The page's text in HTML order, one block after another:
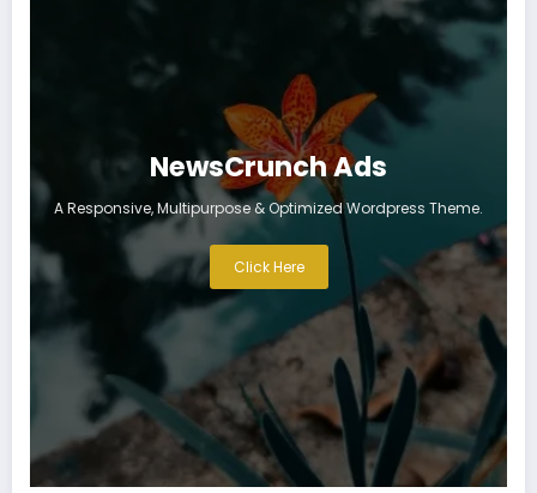
NewsCrunch Ads
A Responsive, Multipurpose & Optimized Wordpress Theme.
Click Here